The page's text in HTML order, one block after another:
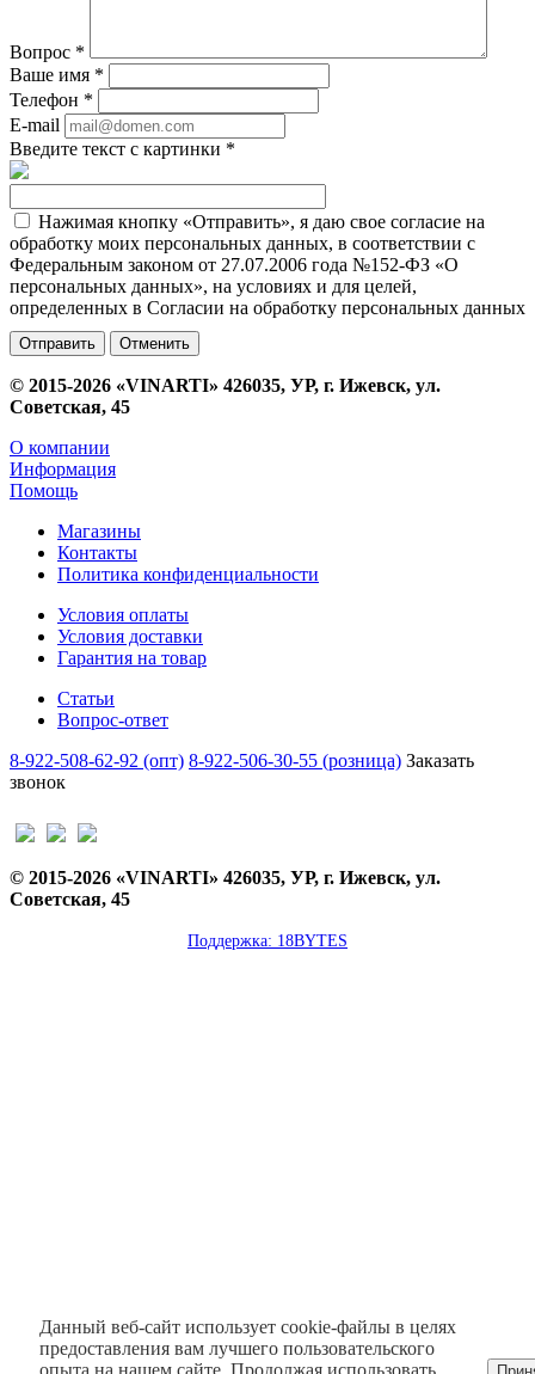
Вопрос *
Ваше имя *
Телефон *
E-mail
Введите текст с картинки *
Нажимая кнопку «Отправить», я даю свое согласие на
обработку моих персональных данных, в соответствии с
Федеральным законом от 27.07.2006 года №152-ФЗ «О
персональных данных», на условиях и для целей,
определенных в Согласии на обработку персональных данных
Отменить
© 2015-2026 «VINARTI» 426035, УР, г. Ижевск, ул.
Советская, 45
О компании
Информация
Помощь
Магазины
Контакты
Политика конфиденциальности
Условия оплаты
Условия доставки
Гарантия на товар
Статьи
Вопрос-ответ
8-922-508-62-92 (опт) 8-922-506-30-55 (розница) Заказать
звонок
© 2015-2026 «VINARTI» 426035, УР, г. Ижевск, ул.
Советская, 45
Поддержка: 18BYTES
Данный веб-сайт использует cookie-файлы в целях
предоставления вам лучшего пользовательского
опыта на нашем сайте. Продолжая использовать